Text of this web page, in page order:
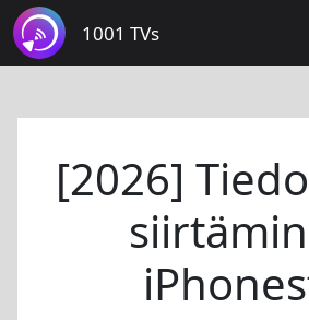
1001 TVs
[2026]